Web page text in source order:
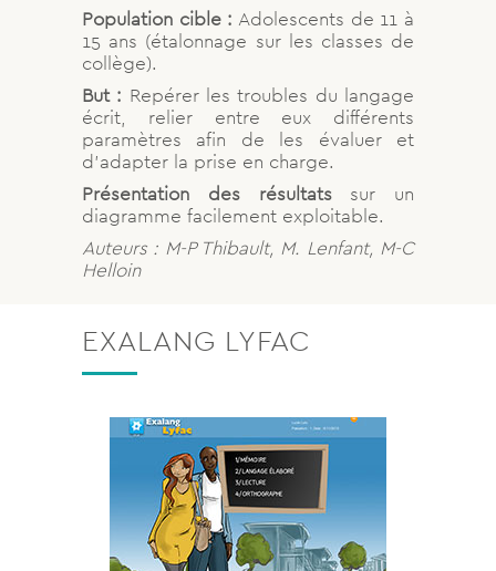
Population cible : Adolescents de 11 à
15 ans (étalonnage sur les classes de
collège).
But : Repérer les troubles du langage
écrit, relier entre eux différents
paramètres afin de les évaluer et
d’adapter la prise en charge.
Présentation des résultatssur un
diagramme facilement exploitable.
Auteurs : M-P Thibault, M. Lenfant, M-C
Helloin
EXALANG LYFAC